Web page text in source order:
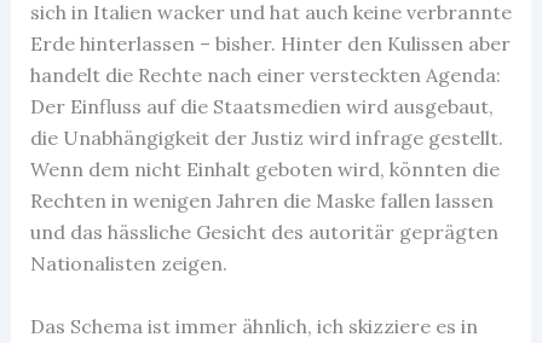
sich in Italien wacker und hat auch keine verbrannte
Erde hinterlassen – bisher. Hinter den Kulissen aber
handelt die Rechte nach einer versteckten Agenda:
Der Einfluss auf die Staatsmedien wird ausgebaut,
die Unabhängigkeit der Justiz wird infrage gestellt.
Wenn dem nicht Einhalt geboten wird, könnten die
Rechten in wenigen Jahren die Maske fallen lassen
und das hässliche Gesicht des autoritär geprägten
Nationalisten zeigen.
Das Schema ist immer ähnlich, ich skizziere es in